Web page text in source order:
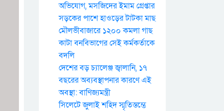
অভিযোগ, মসজিদের ইমাম গ্রেপ্তার
সড়কের পাশে হাওড়ের টাটকা মাছ
মৌলভীবাজারে ১২০০ কমলা গাছ
কাটা বনবিভাগের সেই কর্মকর্তাকে
বদলি
দেশের বড় চ্যালেঞ্জ জ্বালানি, ১৭
বছরের অব্যবস্থাপনার কারণে এই
অবস্থা: বাণিজ্যমন্ত্রী
সিলেটে জুলাই শহিদ স্মৃতিস্তম্ভে